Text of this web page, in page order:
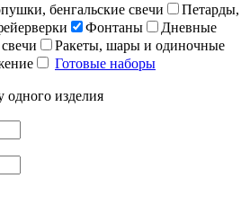
бенгальские свечи
Петарды,
Фонтаны
Дневные
Ракеты, шары и одиночные
Готовые наборы
одного изделия